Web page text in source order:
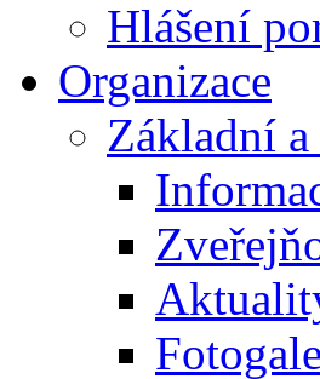
Hlášení
Organizace
Základní a